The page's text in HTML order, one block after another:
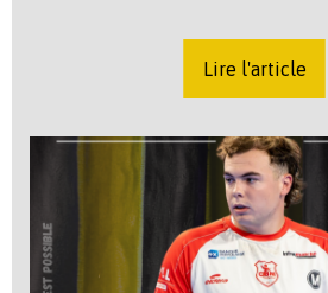
Lire l'article